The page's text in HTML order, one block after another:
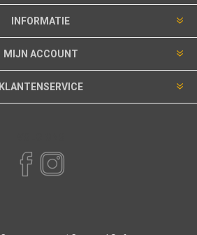
INFORMATIE
MIJN ACCOUNT
KLANTENSERVICE